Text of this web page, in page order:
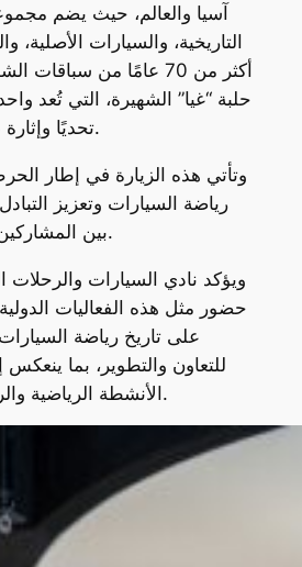
آسيا والعالم، حيث يضم
التاريخية، والسيارات الأصلية،
أكثر من 70 عامًا من
حلبة “غيا” الشهيرة، التي تُعد
تحديًا وإثارة على مستوى العالم.
وتأتي هذه الزيارة في إطار
رياضة السيارات وتعزيز
بين المشاركين من مختلف الدول.
ويؤكد نادي السيارات
حضور مثل هذه الفعاليات
على تاريخ رياضة
للتعاون والتطوير، بما
الأنشطة الرياضية والرحلات داخل النادي.